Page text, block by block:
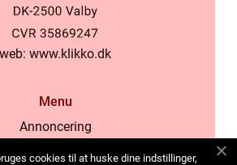
web: www.klikko.dk
Menu
Annoncering
cookies til at huske dine indstillinger,